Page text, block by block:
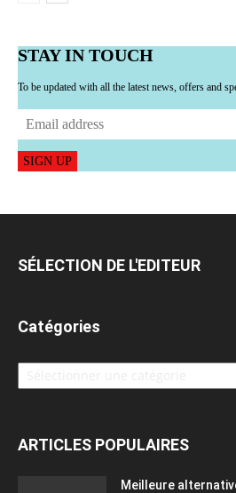
STAY IN TOUCH
To be updated with all the latest news, offers and
SIGN UP
SÉLECTION DE L'EDITEUR
Catégories
Catégories
ARTICLES POPULAIRES
Meilleure